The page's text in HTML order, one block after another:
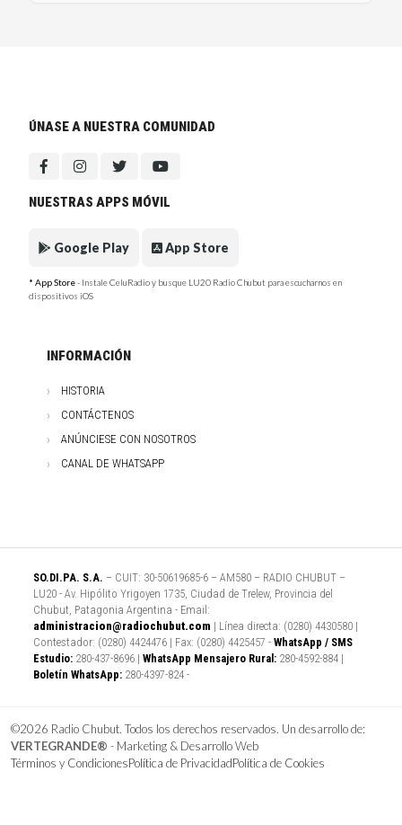
ÚNASE A NUESTRA COMUNIDAD
NUESTRAS APPS MÓVIL
Google Play App Store
* App Store- Instale CeluRadio y busque LU20 Radio Chubut para escucharnos en
dispositivos iOS
INFORMACIÓN
HISTORIA
CONTÁCTENOS
ANÚNCIESE CON NOSOTROS
CANAL DE WHATSAPP
SO.DI.PA. S.A. – CUIT: 30-50619685-6 – AM580 – RADIO CHUBUT –
LU20 - Av. Hipólito Yrigoyen 1735, Ciudad de Trelew, Provincia del
Chubut, Patagonia Argentina - Email:
administracion@radiochubut.com | Línea directa: (0280) 4430580 |
Contestador: (0280) 4424476 | Fax: (0280) 4425457 - WhatsApp / SMS
Estudio: 280-437-8696 | WhatsApp Mensajero Rural: 280-4592-884 |
Boletín WhatsApp: 280-4397-824 -
©2026 Radio Chubut. Todos los derechos reservados. Un desarrollo de:
VERTEGRANDE® - Marketing & Desarrollo Web
Términos y CondicionesPolítica de PrivacidadPolítica de Cookies